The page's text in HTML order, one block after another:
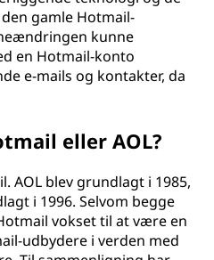
gamle Hotmail-
kunne
en Hotmail-konto
e-mails og kontakter, da
eller AOL?
AOL blev grundlagt i 1985,
i 1996. Selvom begge
vokset til at være en
udbydere i verden med